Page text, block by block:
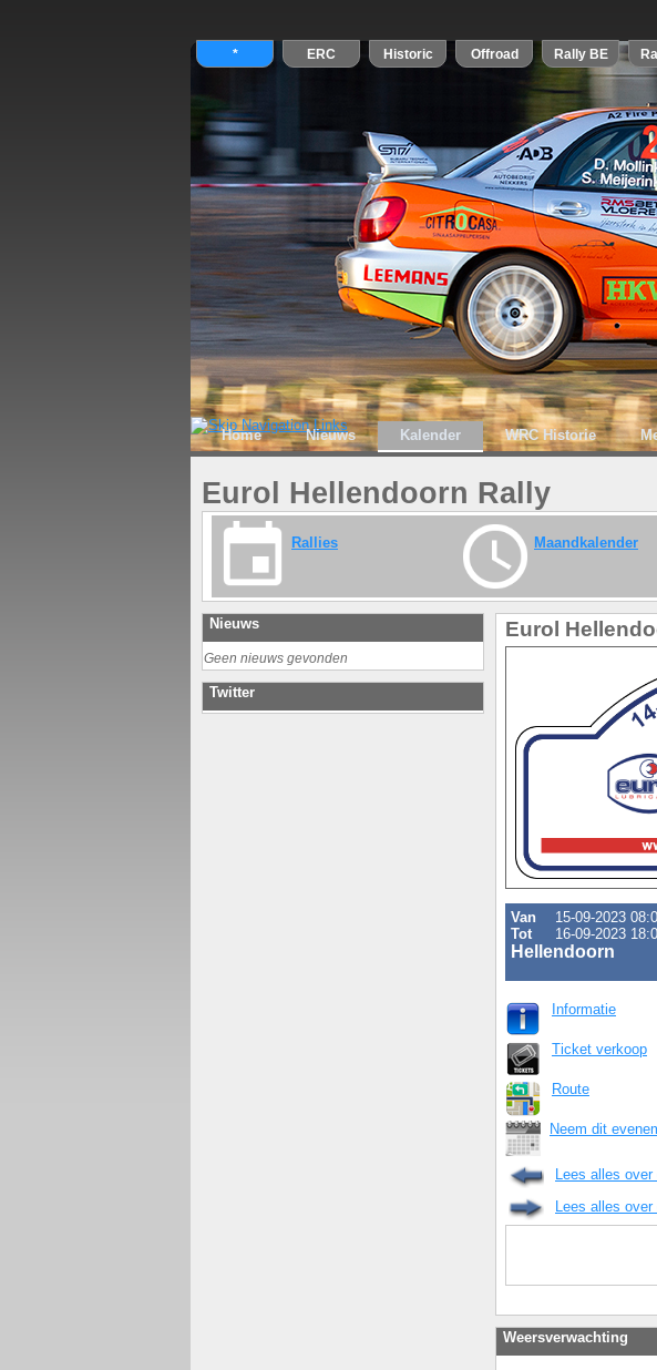
Home Nieuws Kalender WRC Historie
Eurol Hellendoorn Rally
Rallies Maandkalender
Nieuws
Geen nieuws gevonden
Twitter
Eurol
Van
15-09-2023
Tot
16-09-2023
Hellendoorn
Informatie
Ticket verkoop
Route
Neem dit
Lees alles
Lees alles
Weersverwachting